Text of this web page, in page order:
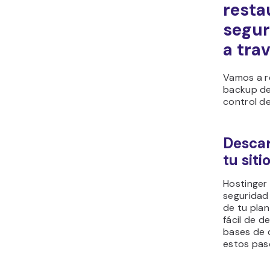
a
Vamos a
backup
control
tu
de tu
fácil de
bases de
estos